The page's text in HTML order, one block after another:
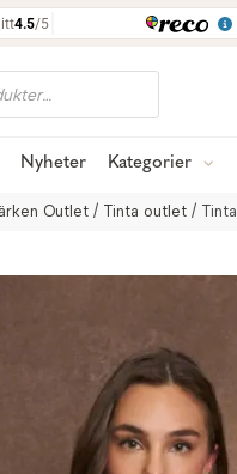
Nyheter Kategorier
Outlet / Tinta outlet /